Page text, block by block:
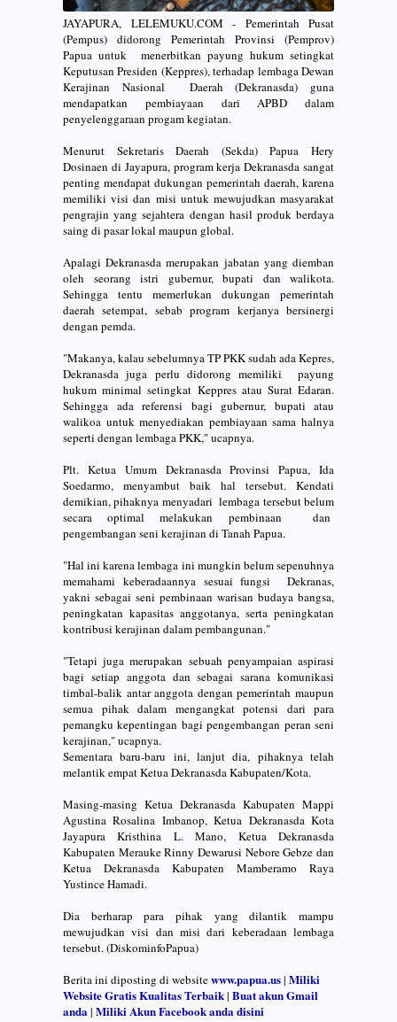
JAYAPURA, LELEMUKU.COM - Pemerintah Pusat
(Pempus) didorong Pemerintah Provinsi (Pemprov)
Papua untuk menerbitkan payung hukum setingkat
Keputusan Presiden (Keppres), terhadap lembaga Dewan
Kerajinan Nasional Daerah (Dekranasda) guna
mendapatkan pembiayaan dari APBD dalam
penyelenggaraan progam kegiatan.
Menurut Sekretaris Daerah (Sekda) Papua Hery
Dosinaen di Jayapura, program kerja Dekranasda sangat
penting mendapat dukungan pemerintah daerah, karena
memiliki visi dan misi untuk mewujudkan masyarakat
pengrajin yang sejahtera dengan hasil produk berdaya
saing di pasar lokal maupun global.
Apalagi Dekranasda merupakan jabatan yang diemban
oleh seorang istri gubernur, bupati dan walikota.
Sehingga tentu memerlukan dukungan pemerintah
daerah setempat, sebab program kerjanya bersinergi
dengan pemda.
"Makanya, kalau sebelumnya TP PKK sudah ada Kepres,
Dekranasda juga perlu didorong memiliki payung
hukum minimal setingkat Keppres atau Surat Edaran.
Sehingga ada referensi bagi gubernur, bupati atau
walikoa untuk menyediakan pembiayaan sama halnya
seperti dengan lembaga PKK," ucapnya.
Plt. Ketua Umum Dekranasda Provinsi Papua, Ida
Soedarmo, menyambut baik hal tersebut. Kendati
demikian, pihaknya menyadari lembaga tersebut belum
secara optimal melakukan pembinaan dan
pengembangan seni kerajinan di Tanah Papua.
"Hal ini karena lembaga ini mungkin belum sepenuhnya
memahami keberadaannya sesuai fungsi Dekranas,
yakni sebagai seni pembinaan warisan budaya bangsa,
peningkatan kapasitas anggotanya, serta peningkatan
kontribusi kerajinan dalam pembangunan."
"Tetapi juga merupakan sebuah penyampaian aspirasi
bagi setiap anggota dan sebagai sarana komunikasi
timbal-balik antar anggota dengan pemerintah maupun
semua pihak dalam mengangkat potensi dari para
pemangku kepentingan bagi pengembangan peran seni
kerajinan," ucapnya.
Sementara baru-baru ini, lanjut dia, pihaknya telah
melantik empat Ketua Dekranasda Kabupaten/Kota.
Masing-masing Ketua Dekranasda Kabupaten Mappi
Agustina Rosalina Imbanop, Ketua Dekranasda Kota
Jayapura Kristhina L. Mano, Ketua Dekranasda
Kabupaten Merauke Rinny Dewarusi Nebore Gebze dan
Ketua Dekranasda Kabupaten Mamberamo Raya
Yustince Hamadi.
Dia berharap para pihak yang dilantik mampu
mewujudkan visi dan misi dari keberadaan lembaga
tersebut. (DiskominfoPapua)
Berita ini diposting di websitewww.papua.us| Miliki
Website Gratis Kualitas Terbaik| Buat akun Gmail
anda| Miliki Akun Facebook anda disini